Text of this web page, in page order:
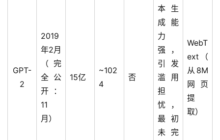
GPT-
2
2019
年2月
（完
全公
开：
11
月）
15亿
~102
4
否
本生
成能
力
强，
引发
滥用
担
忧，
最初
未完
WebT
ext（
从8M
网页
提
取）